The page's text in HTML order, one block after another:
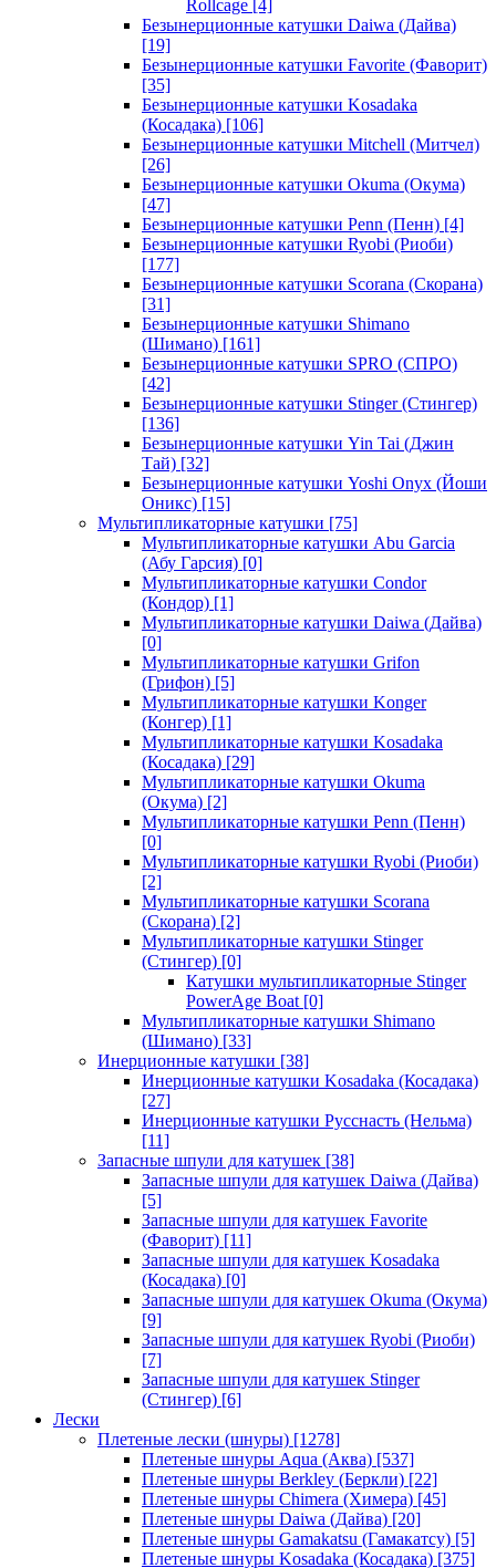
Rollcage [4]
Безынерционные катушки Daiwa (Дайва)
[19]
Безынерционные катушки Favorite (Фаворит)
[35]
Безынерционные катушки Kosadaka
(Косадака) [106]
Безынерционные катушки Mitchell (Митчел)
[26]
Безынерционные катушки Okuma (Окума)
[47]
Безынерционные катушки Penn (Пенн) [4]
Безынерционные катушки Ryobi (Риоби)
[177]
Безынерционные катушки Scorana (Скорана)
[31]
Безынерционные катушки Shimano
(Шимано) [161]
Безынерционные катушки SPRO (СПРО)
[42]
Безынерционные катушки Stinger (Стингер)
[136]
Безынерционные катушки Yin Tai (Джин
Тай) [32]
Безынерционные катушки Yoshi Onyx (Йоши
Оникс) [15]
Мультипликаторные катушки [75]
Мультипликаторные катушки Abu Garcia
(Абу Гарсия) [0]
Мультипликаторные катушки Condor
(Кондор) [1]
Мультипликаторные катушки Daiwa (Дайва)
[0]
Мультипликаторные катушки Grifon
(Грифон) [5]
Мультипликаторные катушки Konger
(Конгер) [1]
Мультипликаторные катушки Kosadaka
(Косадака) [29]
Мультипликаторные катушки Okuma
(Окума) [2]
Мультипликаторные катушки Penn (Пенн)
[0]
Мультипликаторные катушки Ryobi (Риоби)
[2]
Мультипликаторные катушки Scorana
(Скорана) [2]
Мультипликаторные катушки Stinger
(Стингер) [0]
Катушки мультипликаторные Stinger
PowerAge Boat [0]
Мультипликаторные катушки Shimano
(Шимано) [33]
Инерционные катушки [38]
Инерционные катушки Kosadaka (Косадака)
[27]
Инерционные катушки Русснасть (Нельма)
[11]
Запасные шпули для катушек [38]
Запасные шпули для катушек Daiwa (Дайва)
[5]
Запасные шпули для катушек Favorite
(Фаворит) [11]
Запасные шпули для катушек Kosadaka
(Косадака) [0]
Запасные шпули для катушек Okuma (Окума)
[9]
Запасные шпули для катушек Ryobi (Риоби)
[7]
Запасные шпули для катушек Stinger
(Стингер) [6]
Лески
Плетеные лески (шнуры) [1278]
Плетеные шнуры Aqua (Аква) [537]
Плетеные шнуры Berkley (Беркли) [22]
Плетеные шнуры Chimera (Химера) [45]
Плетеные шнуры Daiwa (Дайва) [20]
Плетеные шнуры Gamakatsu (Гамакатсу) [5]
Плетеные шнуры Kosadaka (Косадака) [375]